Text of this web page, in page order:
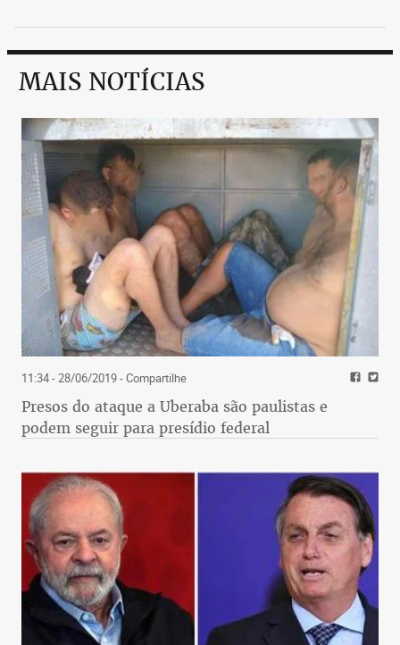
MAIS NOTÍCIAS
11:34 - 28/06/2019- Compartilhe
Presos do ataque a Uberaba são paulistas e
podem seguir para presídio federal